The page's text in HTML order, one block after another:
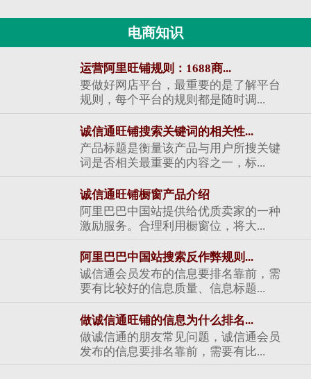
电商知识
运营阿里旺铺规则：1688商...
要做好网店平台，最重要的是了解平台
规则，每个平台的规则都是随时调...
诚信通旺铺搜索关键词的相关性...
产品标题是衡量该产品与用户所搜关键
词是否相关最重要的内容之一，标...
诚信通旺铺橱窗产品介绍
阿里巴巴中国站提供给优质卖家的一种
激励服务。合理利用橱窗位，将大...
阿里巴巴中国站搜索反作弊规则...
诚信通会员发布的信息要排名靠前，需
要有比较好的信息质量、信息标题...
做诚信通旺铺的信息为什么排名...
做诚信通的朋友常见问题，诚信通会员
发布的信息要排名靠前，需要有比...